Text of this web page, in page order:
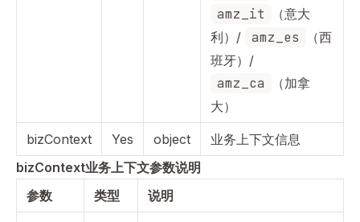
amz_it
（意大
利）/
amz_es
（西
班牙）/
amz_ca
（加拿
大）
bizContext Yes object
业务上下文信息
bizContext业务上下文参数说明
参数
类型 说明